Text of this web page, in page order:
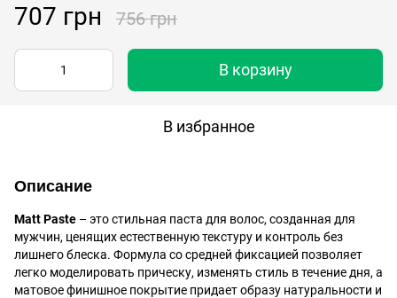
707 грн 756 грн
В корзину
В избранное
Описание
Matt Paste – это стильная паста для волос, созданная для
мужчин, ценящих естественную текстуру и контроль без
лишнего блеска. Формула со средней фиксацией позволяет
легко моделировать прическу, изменять стиль в течение дня, а
матовое финишное покрытие придает образу натуральности и